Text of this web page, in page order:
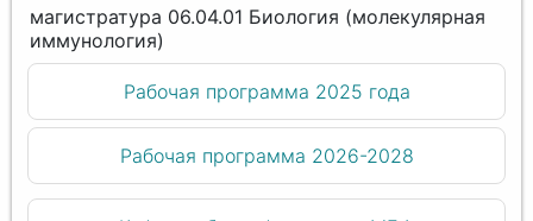
магистратура 06.04.01 Биология (молекулярная
иммунология)
Рабочая программа 2025 года
Рабочая программа 2026-2028